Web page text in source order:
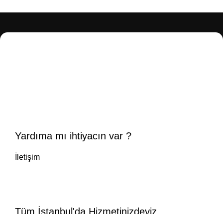
Yardıma mı ihtiyacın var ?
İletişim
Tüm İstanbul'da Hizmetinizdeyiz ..